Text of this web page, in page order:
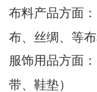
布料产品方面
布、丝绸、等
服饰用品方面
带、鞋垫）